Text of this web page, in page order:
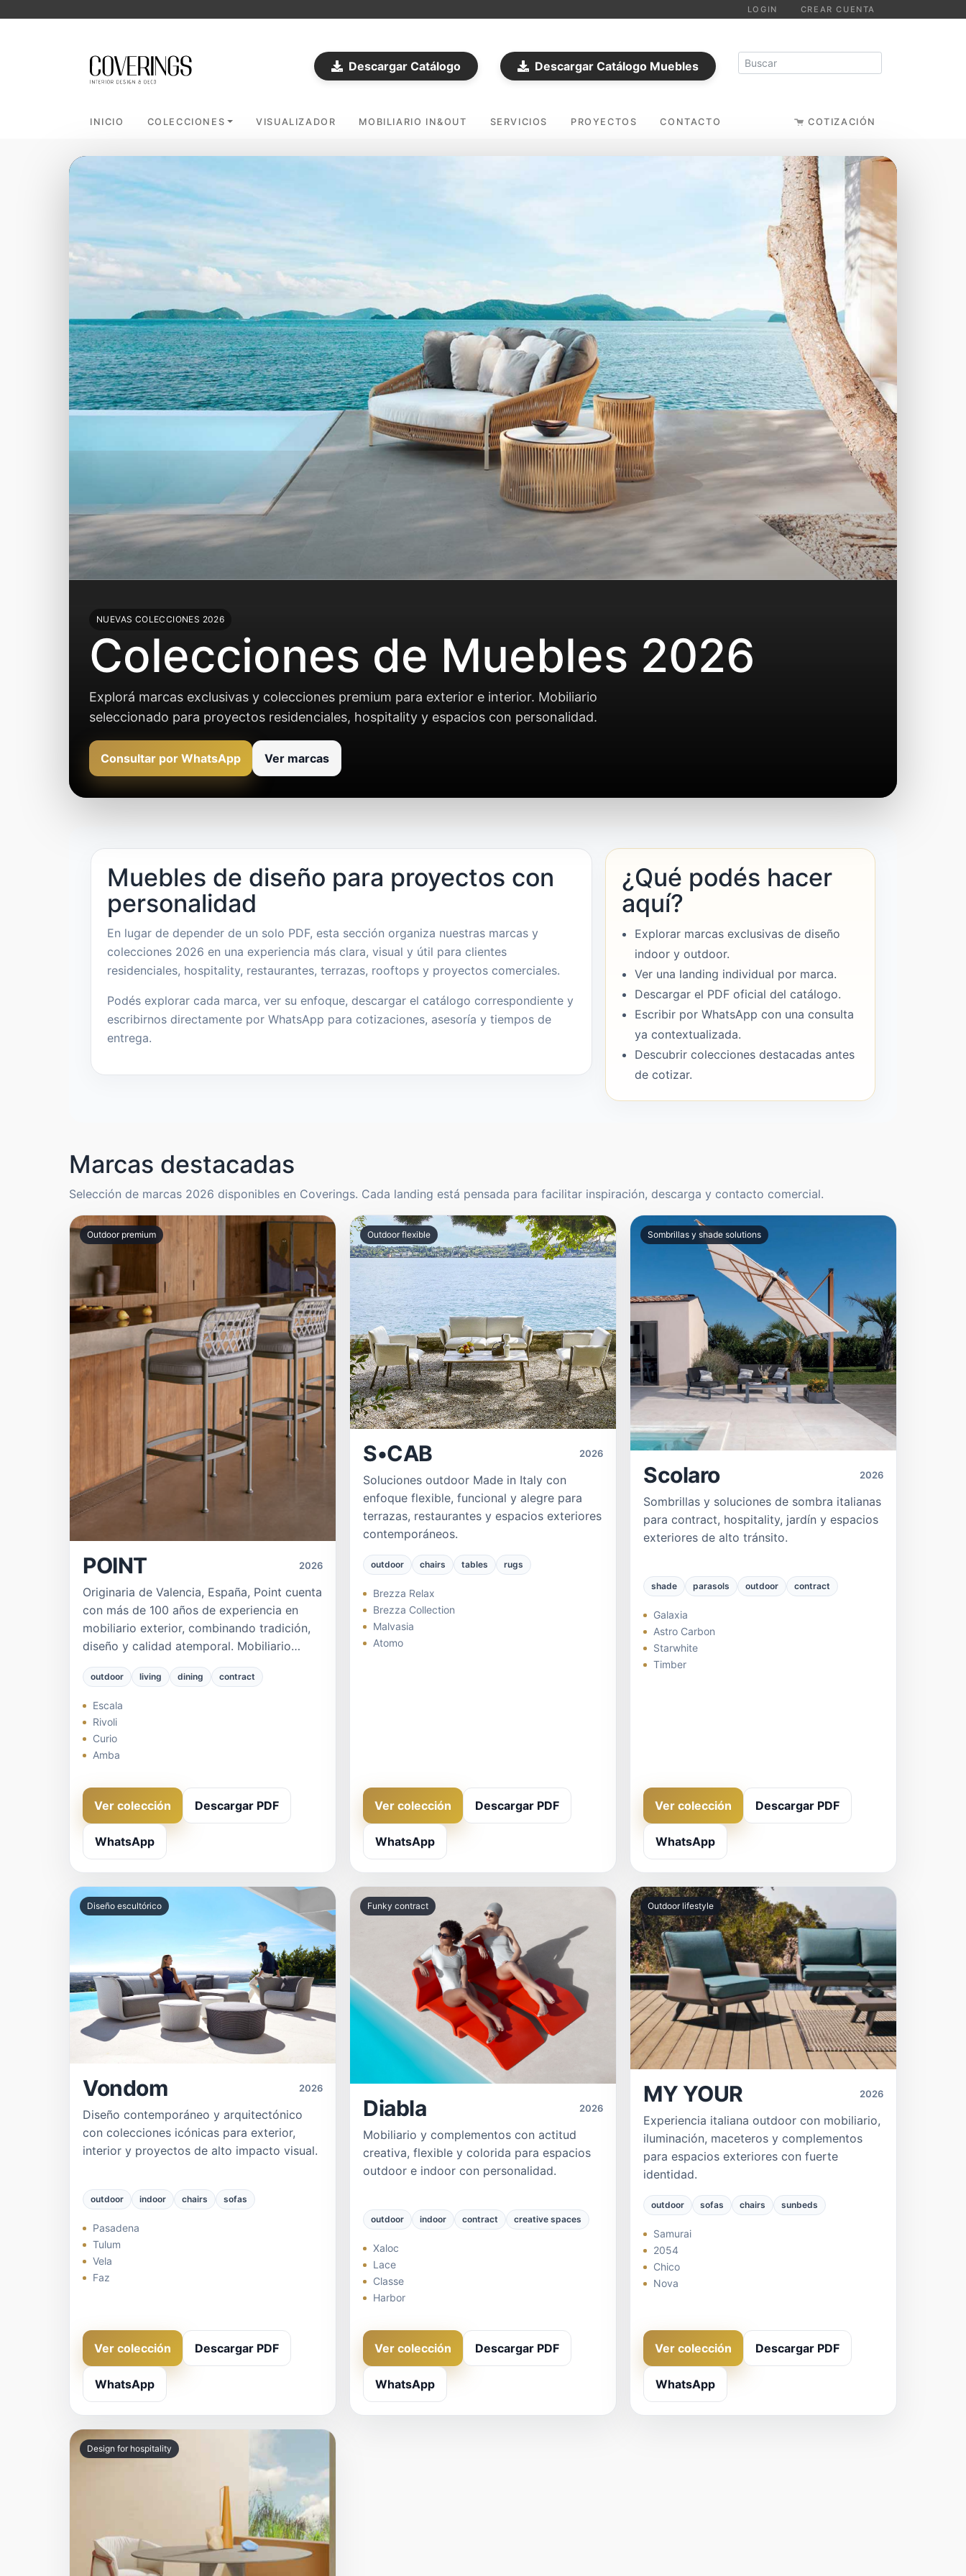
LOGIN CREAR CUENTA
Descargar Catálogo Descargar Catálogo Muebles
INICIO COLECCIONES VISUALIZADOR MOBILIARIO IN&OUT SERVICIOS PROYECTOS CONTACTO COTIZACIÓN
NUEVAS COLECCIONES 2026
Colecciones de Muebles 2026
Explorá marcas exclusivas y colecciones premium para exterior e interior. Mobiliario
seleccionado para proyectos residenciales, hospitality y espacios con personalidad.
Consultar por WhatsApp Ver marcas
Muebles de diseño para proyectos con
personalidad
En lugar de depender de un solo PDF, esta sección organiza nuestras marcas y
colecciones 2026 en una experiencia más clara, visual y útil para clientes
residenciales, hospitality, restaurantes, terrazas, rooftops y proyectos comerciales.
Podés explorar cada marca, ver su enfoque, descargar el catálogo correspondiente y
escribirnos directamente por WhatsApp para cotizaciones, asesoría y tiempos de
entrega.
¿Qué podés hacer
aquí?
Explorar marcas exclusivas de diseño
indoor y outdoor.
Ver una landing individual por marca.
Descargar el PDF oficial del catálogo.
Escribir por WhatsApp con una consulta
ya contextualizada.
Descubrir colecciones destacadas antes
de cotizar.
Marcas destacadas
Selección de marcas 2026 disponibles en Coverings. Cada landing está pensada para facilitar inspiración, descarga y contacto comercial.
Outdoor premium
POINT 2026
Originaria de Valencia, España, Point cuenta
con más de 100 años de experiencia en
mobiliario exterior, combinando tradición,
diseño y calidad atemporal. Mobiliario
In&Out.
outdoor living dining contract
Escala
Rivoli
Curio
Amba
Ver colección Descargar PDF
WhatsApp
Outdoor flexible
S•CAB 2026
Soluciones outdoor Made in Italy con
enfoque flexible, funcional y alegre para
terrazas, restaurantes y espacios exteriores
contemporáneos.
outdoor chairs tables rugs
Brezza Relax
Brezza Collection
Malvasia
Atomo
Ver colección Descargar PDF
WhatsApp
Sombrillas y shade solutions
Scolaro 2026
Sombrillas y soluciones de sombra italianas
para contract, hospitality, jardín y espacios
exteriores de alto tránsito.
shade parasols outdoor contract
Galaxia
Astro Carbon
Starwhite
Timber
Ver colección Descargar PDF
WhatsApp
Diseño escultórico
Vondom 2026
Diseño contemporáneo y arquitectónico
con colecciones icónicas para exterior,
interior y proyectos de alto impacto visual.
outdoor indoor chairs sofas
Pasadena
Tulum
Vela
Faz
Ver colección Descargar PDF
WhatsApp
Funky contract
Diabla 2026
Mobiliario y complementos con actitud
creativa, flexible y colorida para espacios
outdoor e indoor con personalidad.
outdoor indoor contract creative spaces
Xaloc
Lace
Classe
Harbor
Ver colección Descargar PDF
WhatsApp
Outdoor lifestyle
MY YOUR 2026
Experiencia italiana outdoor con mobiliario,
iluminación, maceteros y complementos
para espacios exteriores con fuerte
identidad.
outdoor sofas chairs sunbeds
Samurai
2054
Chico
Nova
Ver colección Descargar PDF
WhatsApp
Design for hospitality